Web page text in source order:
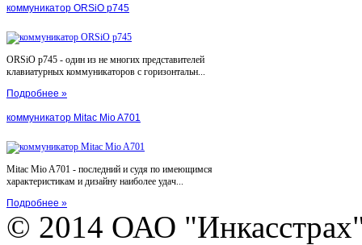
коммуникатор ORSiO p745
ORSiO p745 - один из не многих представителей
клавиатурных коммуникаторов с горизонтальн...
Подробнее »
коммуникатор Mitac Mio A701
Mitac Mio A701 - последний и судя по имеющимся
характеристикам и дизайну наиболее удач...
Подробнее »
© 2014 ОАО